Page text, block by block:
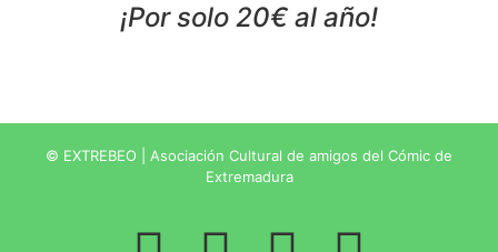
¡Por solo 20€ al año!
© EXTREBEO | Asociación Cultural de amigos del Cómic de
Extremadura